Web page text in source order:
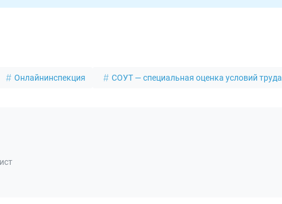
Онлайнинспекция СОУТ — специальная оценка условий труда